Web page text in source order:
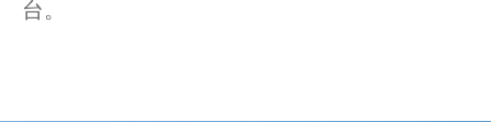
台。